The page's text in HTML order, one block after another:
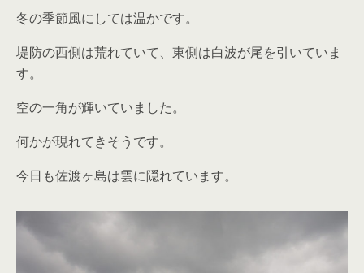
冬の季節風にしては温かです。
堤防の西側は荒れていて、東側は白波が尾を引いていま
す。
空の一角が輝いていました。
何かが現れてきそうです。
今日も佐渡ヶ島は雲に隠れています。